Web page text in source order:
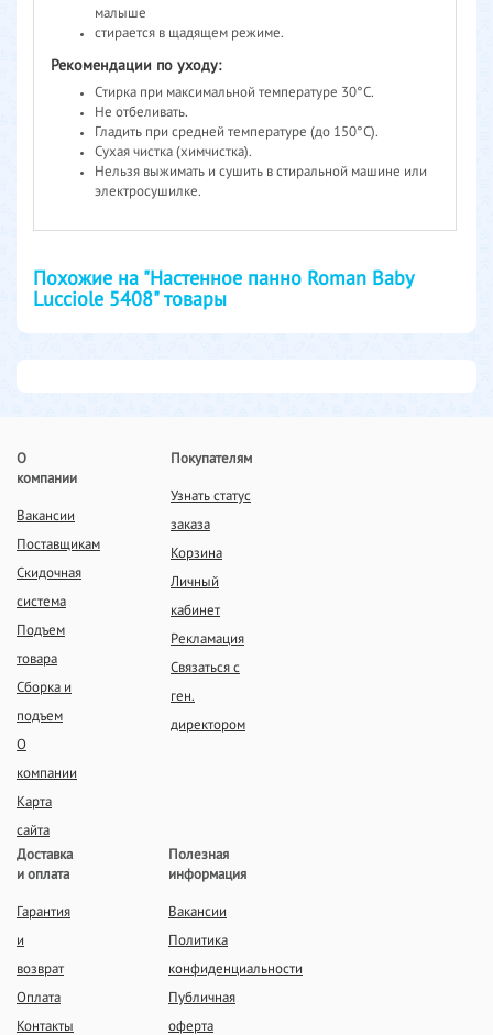
малыше
стирается в щадящем режиме.
Рекомендации по уходу:
Cтирка при максимальной температуре 30°С.
Не отбеливать.
Гладить при средней температуре (до 150°С).
Cухая чистка (химчистка).
Нельзя выжимать и сушить в стиральной машине или
электросушилке.
Похожие на "Настенное панно Roman Baby
Lucciole 5408" товары
О
компании
Вакансии
Поставщикам
Скидочная
система
Подъем
товара
Сборка и
подъем
О
компании
Карта
сайта
Покупателям
Узнать статус
заказа
Корзина
Личный
кабинет
Рекламация
Связаться с
ген.
директором
Доставка
и оплата
Гарантия
и
возврат
Оплата
Контакты
Полезная
информация
Вакансии
Политика
конфиденциальности
Публичная
оферта